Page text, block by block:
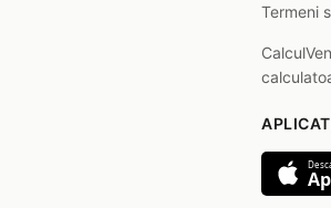
Termeni